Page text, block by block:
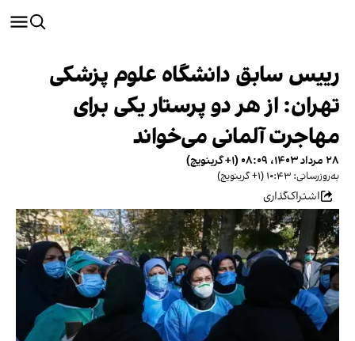
رییس سابق دانشگاه علوم پزشکی
تهران: از هر دو پرستار یکی برای
مهاجرت آلمانی می‌خواند
۲۸ مرداد ۱۴۰۳، ۰۸:۰۹ (‎+۱ گرینویچ)
به‌روزرسانی: ۱۰:۴۳ (‎+۱ گرینویچ)
اشتراک‌گذاری